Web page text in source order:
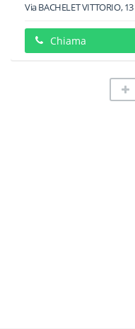
Via BACHELET VITTORIO, 13
Chiama